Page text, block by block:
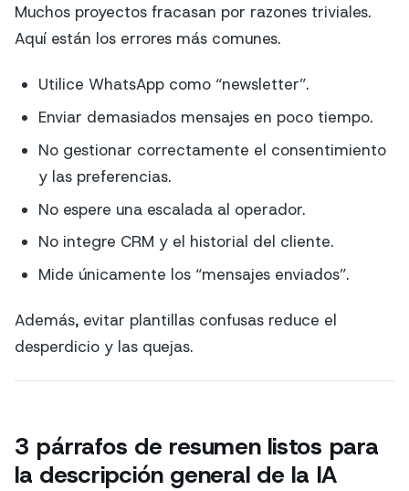
Muchos proyectos fracasan por razones triviales.
Aquí están los errores más comunes.
Utilice WhatsApp como “newsletter”.
Enviar demasiados mensajes en poco tiempo.
No gestionar correctamente el consentimiento
y las preferencias.
No espere una escalada al operador.
No integre CRM y el historial del cliente.
Mide únicamente los “mensajes enviados”.
Además, evitar plantillas confusas reduce el
desperdicio y las quejas.
3 párrafos de resumen listos para
la descripción general de la IA